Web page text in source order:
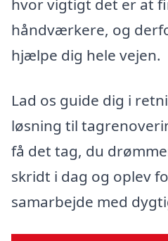
hvor vigtigt det er at
håndværkere, og
hjælpe dig hele vejen.
Lad os guide dig i
løsning til
få det tag, du
skridt i dag og oplev
samarbejde med